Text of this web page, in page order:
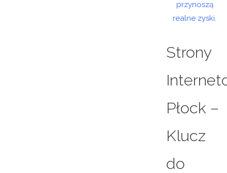
przynoszą
realne zyski.
Strony
Płock –
Klucz
do